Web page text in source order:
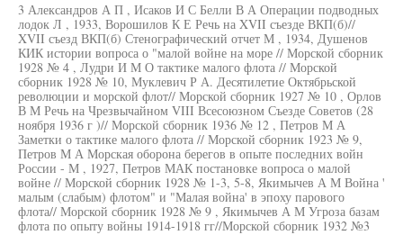
3 Александров А П , Исаков И С Белли В А Операции подводных
лодок Л , 1933, Ворошилов К Е Речь на XVII съезде ВКП(б)//
XVII съезд ВКП(б) Стенографический отчет М , 1934, Душенов
КИК истории вопроса о "малой войне на море // Морской сборник
1928 № 4 , Лудри И М О тактике малого флота // Морской
сборник 1928 № 10, Муклевич Р А. Десятилетие Октябрьской
революции и морской флот// Морской сборник 1927 № 10 , Орлов
В М Речь на Чрезвычайном VIII Всесоюзном Съезде Советов (28
ноября 1936 г )// Морской сборник 1936 № 12 , Петров М А
Заметки о тактике малого флота // Морской сборник 1923 № 9,
Петров М А Морская оборона берегов в опыте последних войн
России - М , 1927, Петров МАК постановке вопроса о малой
войне // Морской сборник 1928 № 1-3, 5-8, Якимычев А М Война '
малым (слабым) флотом" и "Малая война' в эпоху парового
флота// Морской сборник 1928 № 9 , Якимычев А М Угроза базам
флота по опыту войны 1914-1918 гг//Морской сборник 1932 №3